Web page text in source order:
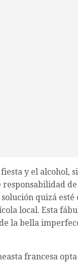
y el alcohol,
de
quizá
local. Esta
la bella
francesa